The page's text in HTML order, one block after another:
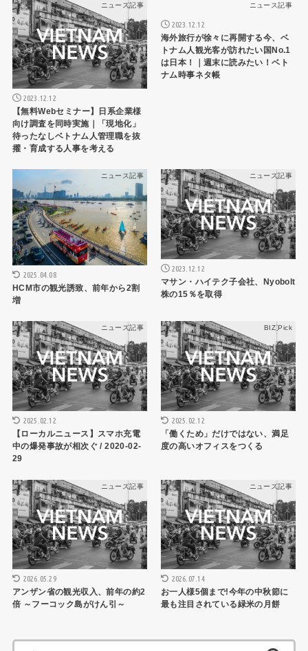
ニュース記事
2023.12.12
【無料Webセミナー】日系企業様
向け調査を同時実施｜「現地化」
待ったなしベトナム人管理職を抜
擢・育成する人事を考える
ニュース記事
2023.12.12
海外旅行が徐々に再開する今、ベ
トナム人観光客が訪れたい国No.1
は日本！｜週末に読みたい！ベト
ナム時事ネタ帳
ニュース記事
2025.04.08
HCM市の観光誘致、前年から2割
増
ニュース記事
2023.12.12
マサン・ハイテク子会社、Nyobolt
株の15％を取得
ニュース記事
2025.02.12
【ローカルニュース】スマホ充電
中の爆発事故が相次ぐ / 2020-02-
29
BIZ Pick
2025.02.12
「働くため」だけではない、満足
度の高いオフィスをつくる
ニュース記事
2026.05.29
アンザン省の観光収入、前年の約2
倍 ～フーコック島がけん引～
ニュース記事
2026.07.14
お一人様5個まで!今年の中秋節に
最も注目されている緑米の月餅